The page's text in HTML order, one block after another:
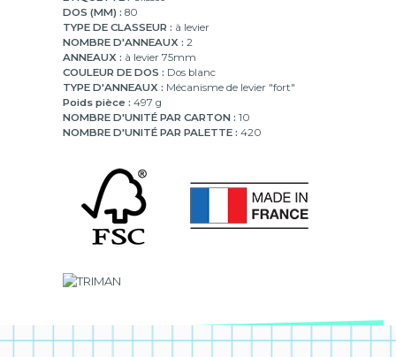
DOS (MM) : 80
TYPE DE CLASSEUR : à levier
NOMBRE D'ANNEAUX : 2
ANNEAUX : à levier 75mm
COULEUR DE DOS : Dos blanc
TYPE D'ANNEAUX : Mécanisme de levier "fort"
Poids pièce : 497 g
NOMBRE D'UNITÉ PAR CARTON : 10
NOMBRE D'UNITÉ PAR PALETTE : 420